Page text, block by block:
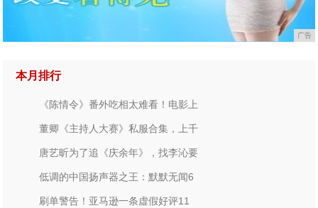
广告
本月排行
《陈情令》番外吃相太难看！电影上
董卿《主持人大赛》私服合集，上千
唐艺昕为了追《庆余年》，找李沁要
低调的中国扬声器之王：默默无闻6
刷单警告！亚马逊一条虚假好评11